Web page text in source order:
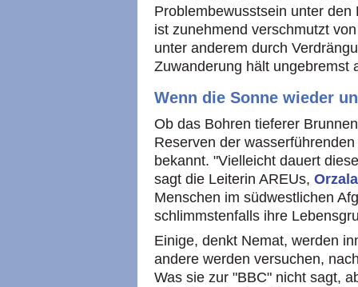
Problembewusstsein unter
ist zunehmend verschmutzt
unter anderem durch
Zuwanderung hält ungebremst
Wenn die Sonne wieder
Ob das Bohren tieferer
Reserven der
bekannt. "Vielleicht dauert
sagt die Leiterin AREUs,
Menschen im südwestlichen
schlimmstenfalls ihre
Einige, denkt Nemat, werden
andere werden versuchen,
Was sie zur "BBC" nicht sagt,